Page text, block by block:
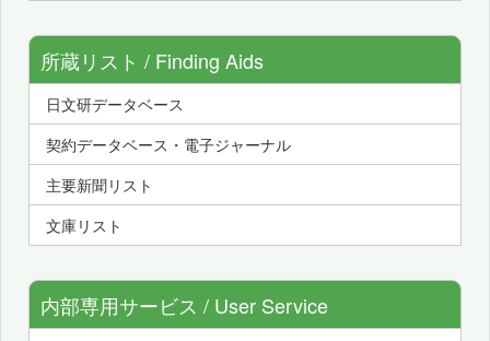
所蔵リスト / Finding Aids
日文研データベース
契約データベース・電子ジャーナル
主要新聞リスト
文庫リスト
内部専用サービス / User Service